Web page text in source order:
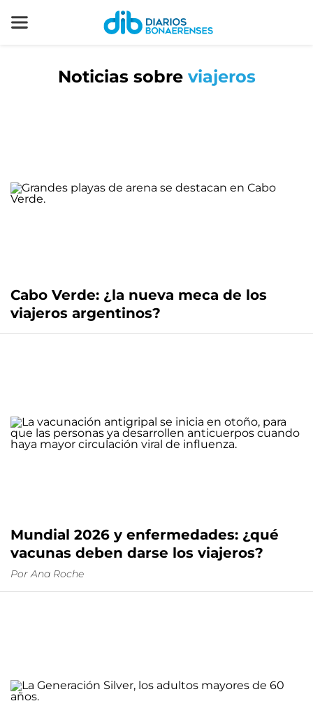
Noticias sobre viajeros
Cabo Verde: ¿la nueva meca de los
viajeros argentinos?
Mundial 2026 y enfermedades: ¿qué
vacunas deben darse los viajeros?
Por Ana Roche